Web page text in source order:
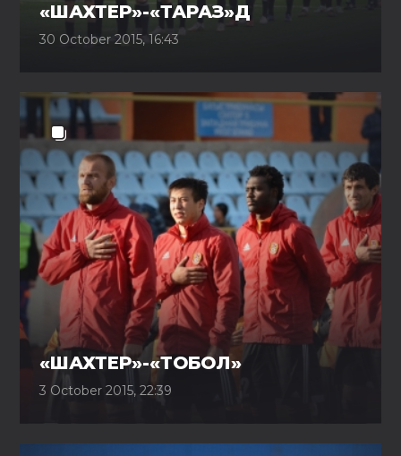
«ШАХТЕР»-«ТАРАЗ»Д
30 October 2015, 16:43
«ШАХТЕР»-«ТОБОЛ»
3 October 2015, 22:39